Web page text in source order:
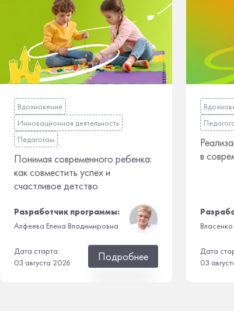
Вдохновение
Инновационная деятельность
Педагогам
Понимая современного ребенка:
как совместить успех и
счастливое детство
Разработчик программы:
Алфеева Елена Владимировна
Дата старта:
03 августа 2026
Подробнее
в
Дата
03